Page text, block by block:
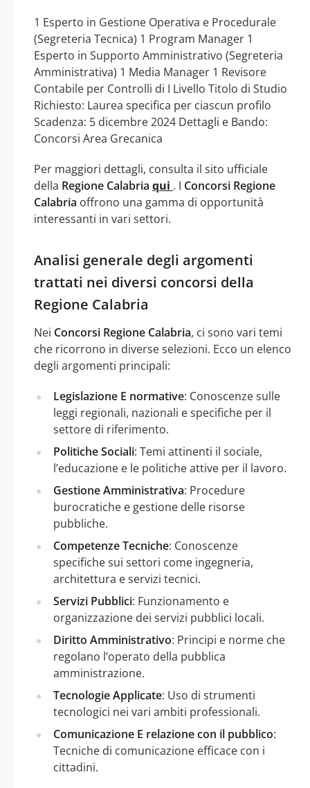
1 Esperto in Gestione Operativa e Procedurale
(Segreteria Tecnica) 1 Program Manager 1
Esperto in Supporto Amministrativo (Segreteria
Amministrativa) 1 Media Manager 1 Revisore
Contabile per Controlli di I Livello Titolo di Studio
Richiesto: Laurea specifica per ciascun profilo
Scadenza: 5 dicembre 2024 Dettagli e Bando:
Concorsi Area Grecanica
Per maggiori dettagli, consulta il sito ufficiale
della Regione Calabria qui . I Concorsi Regione
Calabria offrono una gamma di opportunità
interessanti in vari settori.
Analisi generale degli argomenti
trattati nei diversi concorsi della
Regione Calabria
Nei Concorsi Regione Calabria, ci sono vari temi
che ricorrono in diverse selezioni. Ecco un elenco
degli argomenti principali:
Legislazione E normative: Conoscenze sulle
leggi regionali, nazionali e specifiche per il
settore di riferimento.
Politiche Sociali: Temi attinenti il sociale,
l’educazione e le politiche attive per il lavoro.
Gestione Amministrativa: Procedure
burocratiche e gestione delle risorse
pubbliche.
Competenze Tecniche: Conoscenze
specifiche sui settori come ingegneria,
architettura e servizi tecnici.
Servizi Pubblici: Funzionamento e
organizzazione dei servizi pubblici locali.
Diritto Amministrativo: Principi e norme che
regolano l’operato della pubblica
amministrazione.
Tecnologie Applicate: Uso di strumenti
tecnologici nei vari ambiti professionali.
Comunicazione E relazione con il pubblico:
Tecniche di comunicazione efficace con i
cittadini.